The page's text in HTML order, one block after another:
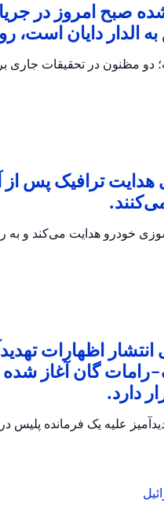
صبح امروز در
الدار دایان
هدایت ترافیک پس
سامره به دلیل آتش‌سوزی خودرو هدایت
اظهارات
رامات گان آغاز
اظهارات تهدیدآمیز علیه یک